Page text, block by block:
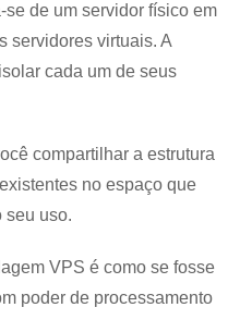
de um servidor físico em
servidores virtuais. A
cada um de seus
compartilhar a estrutura
no espaço que
seu uso.
VPS é como se fosse
poder de processamento